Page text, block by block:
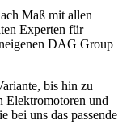
Maß mit allen
Experten für
DAG Group
bis hin zu
Elektromotoren und
bei uns das passende